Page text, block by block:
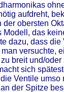
aufdreht,
der obersten
Modell, das
dazu, dass
versuchte,
breit und/
sich
Ventile
der Spitze